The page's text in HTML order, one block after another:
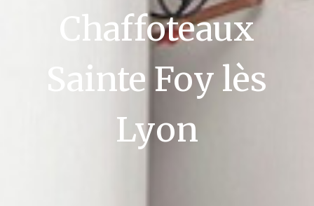
Chaffoteaux
Sainte Foy lès
Lyon